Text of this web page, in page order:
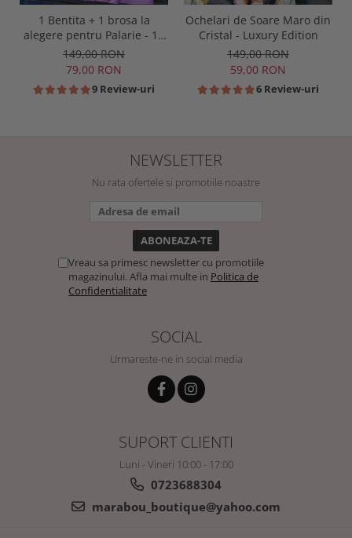
1 Bentita + 1 brosa la
alegere pentru Palarie - 16
culori
149,00 RON
79,00 RON
9 Review-uri
Ochelari de Soare Maro din
Cristal - Luxury Edition
149,00 RON
59,00 RON
6 Review-uri
NEWSLETTER
Nu rata ofertele si promotiile noastre
Vreau sa primesc newsletter cu promotiile
magazinului. Afla mai multe in Politica de
Confidentialitate
SOCIAL
Urmareste-ne in social media
SUPORT CLIENTI
Luni - Vineri 10:00 - 17:00
0723688304
marabou_boutique@yahoo.com